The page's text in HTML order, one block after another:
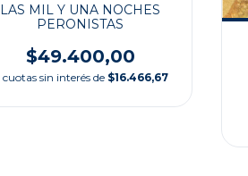
LAS MIL Y UNA NOCHES
PERONISTAS
$49.400,00
cuotas sin interés de $16.466,67